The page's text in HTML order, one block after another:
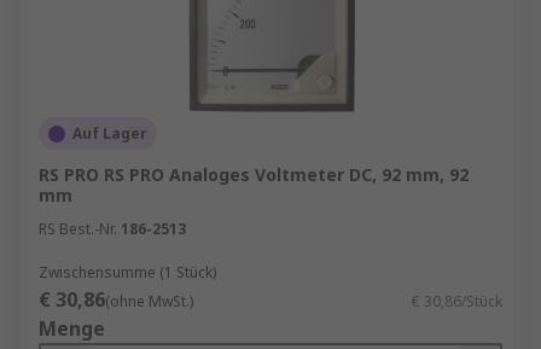
Auf Lager
RS PRO RS PRO Analoges Voltmeter DC, 92 mm, 92
mm
RS Best.-Nr. 186-2513
Zwischensumme (1 Stück)
€ 30,86(ohne MwSt.) € 30,86/Stück
Menge